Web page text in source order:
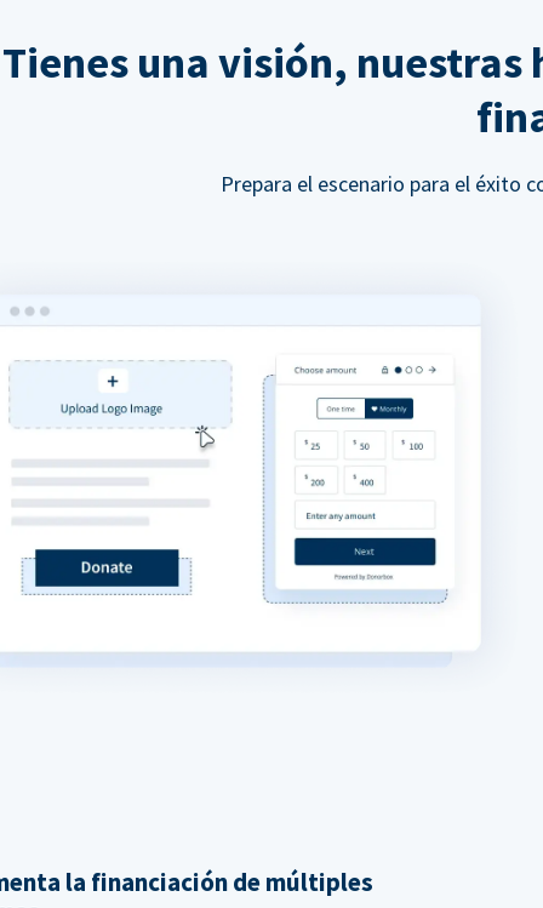
Tienes una visión,
Prepara el escenario para el éxito
la financiación de múltiples